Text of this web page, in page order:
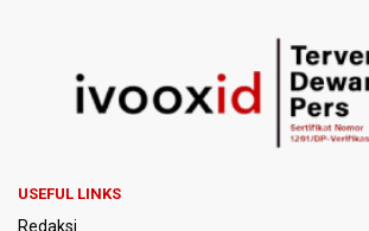
OJK Wajibkan Pindar Serahkan Data
Garuda Pertiwi dan Putri Nusantara akan
Aldila dan Janice Berlaga di Sektor Ganda
USEFUL LINKS
Redaksi